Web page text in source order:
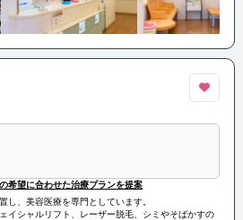
希望に合わせた治療プランを提案
し、美容医療を専門としています。
イシャルリフト、レーザー脱毛、シミやそばかすの